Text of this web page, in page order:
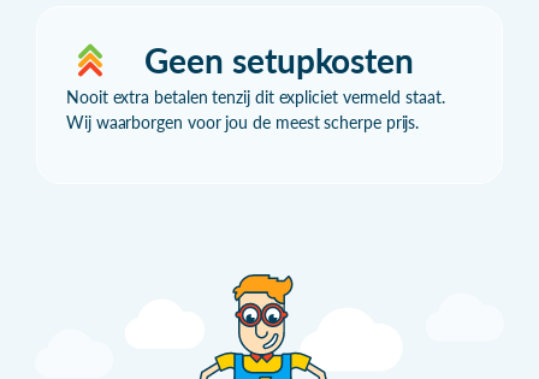
Geen setupkosten
Nooit extra betalen tenzij dit expliciet vermeld staat.
Wij waarborgen voor jou de meest scherpe prijs.